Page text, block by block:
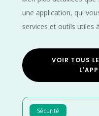
une application, qui
services et outils utiles
VOIR TOUS
Sécurité